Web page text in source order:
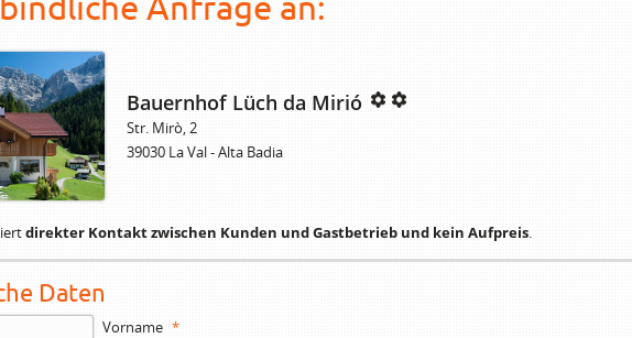
Bauernhof Lüch da Mirió
Str. Mirò, 2
39030 La Val - Alta Badia
direkter Kontakt zwischen Kunden und Gastbetrieb und kein Aufpreis.
Daten
Vorname *